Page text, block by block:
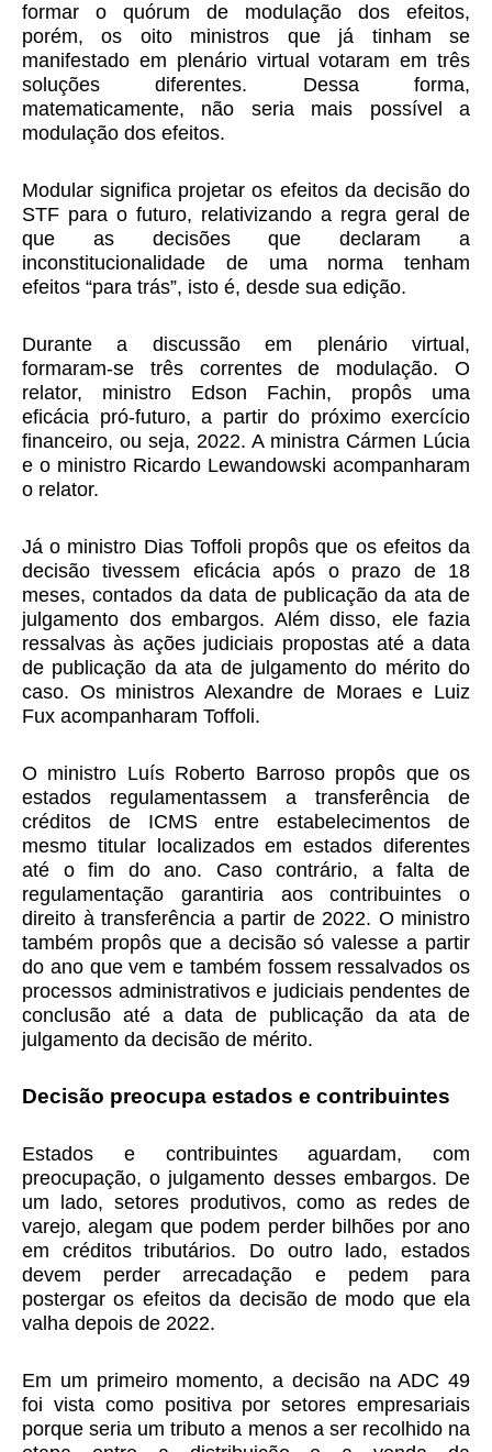
formar o quórum de modulação dos efeitos,
porém, os oito ministros que já tinham se
manifestado em plenário virtual votaram em três
soluções diferentes. Dessa forma,
matematicamente, não seria mais possível a
modulação dos efeitos.
Modular significa projetar os efeitos da decisão do
STF para o futuro, relativizando a regra geral de
que as decisões que declaram a
inconstitucionalidade de uma norma tenham
efeitos “para trás”, isto é, desde sua edição.
Durante a discussão em plenário virtual,
formaram-se três correntes de modulação. O
relator, ministro Edson Fachin, propôs uma
eficácia pró-futuro, a partir do próximo exercício
financeiro, ou seja, 2022. A ministra Cármen Lúcia
e o ministro Ricardo Lewandowski acompanharam
o relator.
Já o ministro Dias Toffoli propôs que os efeitos da
decisão tivessem eficácia após o prazo de 18
meses, contados da data de publicação da ata de
julgamento dos embargos. Além disso, ele fazia
ressalvas às ações judiciais propostas até a data
de publicação da ata de julgamento do mérito do
caso. Os ministros Alexandre de Moraes e Luiz
Fux acompanharam Toffoli.
O ministro Luís Roberto Barroso propôs que os
estados regulamentassem a transferência de
créditos de ICMS entre estabelecimentos de
mesmo titular localizados em estados diferentes
até o fim do ano. Caso contrário, a falta de
regulamentação garantiria aos contribuintes o
direito à transferência a partir de 2022. O ministro
também propôs que a decisão só valesse a partir
do ano que vem e também fossem ressalvados os
processos administrativos e judiciais pendentes de
conclusão até a data de publicação da ata de
julgamento da decisão de mérito.
Decisão preocupa estados e contribuintes
Estados e contribuintes aguardam, com
preocupação, o julgamento desses embargos. De
um lado, setores produtivos, como as redes de
varejo, alegam que podem perder bilhões por ano
em créditos tributários. Do outro lado, estados
devem perder arrecadação e pedem para
postergar os efeitos da decisão de modo que ela
valha depois de 2022.
Em um primeiro momento, a decisão na ADC 49
foi vista como positiva por setores empresariais
porque seria um tributo a menos a ser recolhido na